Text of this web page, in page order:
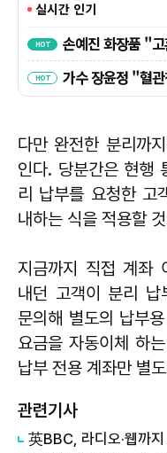
다만 완전한 분리까
인다. 당분간은 현행
리 납부를 요청한 고
내하는 식을 적용할
지금까지 직접 계좌
내던 고객이 분리 납
문의해 별도의 납부
요금을 자동이체 하
납부 전용 계좌만 별
관련기사
英BBC, 라디오·웹까